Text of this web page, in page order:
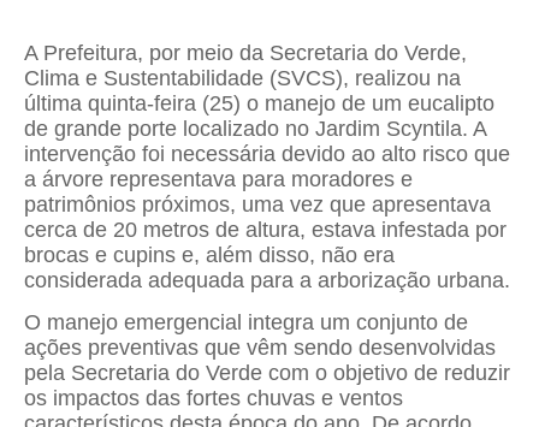
A Prefeitura, por meio da Secretaria do Verde,
Clima e Sustentabilidade (SVCS), realizou na
última quinta-feira (25) o manejo de um eucalipto
de grande porte localizado no Jardim Scyntila. A
intervenção foi necessária devido ao alto risco que
a árvore representava para moradores e
patrimônios próximos, uma vez que apresentava
cerca de 20 metros de altura, estava infestada por
brocas e cupins e, além disso, não era
considerada adequada para a arborização urbana.
O manejo emergencial integra um conjunto de
ações preventivas que vêm sendo desenvolvidas
pela Secretaria do Verde com o objetivo de reduzir
os impactos das fortes chuvas e ventos